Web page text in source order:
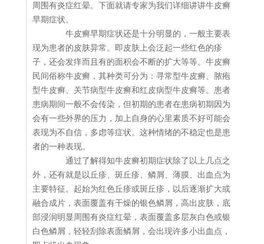
周围有炎症红晕。下面就请专家为我们详细讲讲牛皮癣
早期症状。
牛皮癣早期症状还是十分明显的，一般主要表
现为患者的皮肤异常。即皮肤上会泛起一些红色的疹
子，还会发痒而且有的面积会不断的扩大等等。牛皮癣
民间俗称牛皮癣，其种类可分为：寻常型牛皮癣、脓疱
型牛皮癣、关节病型牛皮癣和红皮病型牛皮癣等。患者
患病期间一般不会传染，但初期的患者在患病初期因为
会有一些外界的压力，加上自身的心里素质不好可能会
表现为不自信，多虑等症状。这种情绪的不稳定也是患
者的一种表现。
通过了解得知牛皮癣初期症状除了以上几点之
外，还有就是以丘疹、斑丘疹、鳞屑、薄膜、出血点为
主要特征。起始为红色丘疹或斑丘疹，以后逐渐扩大或
融合成片，表面覆盖有干燥的银色鳞屑，高出皮肤，底
部浸润明显周围有炎症红晕，表面覆盖多层灰白色或银
白色鳞屑，轻轻刮除表面鳞屑，会出现许多小出血点，